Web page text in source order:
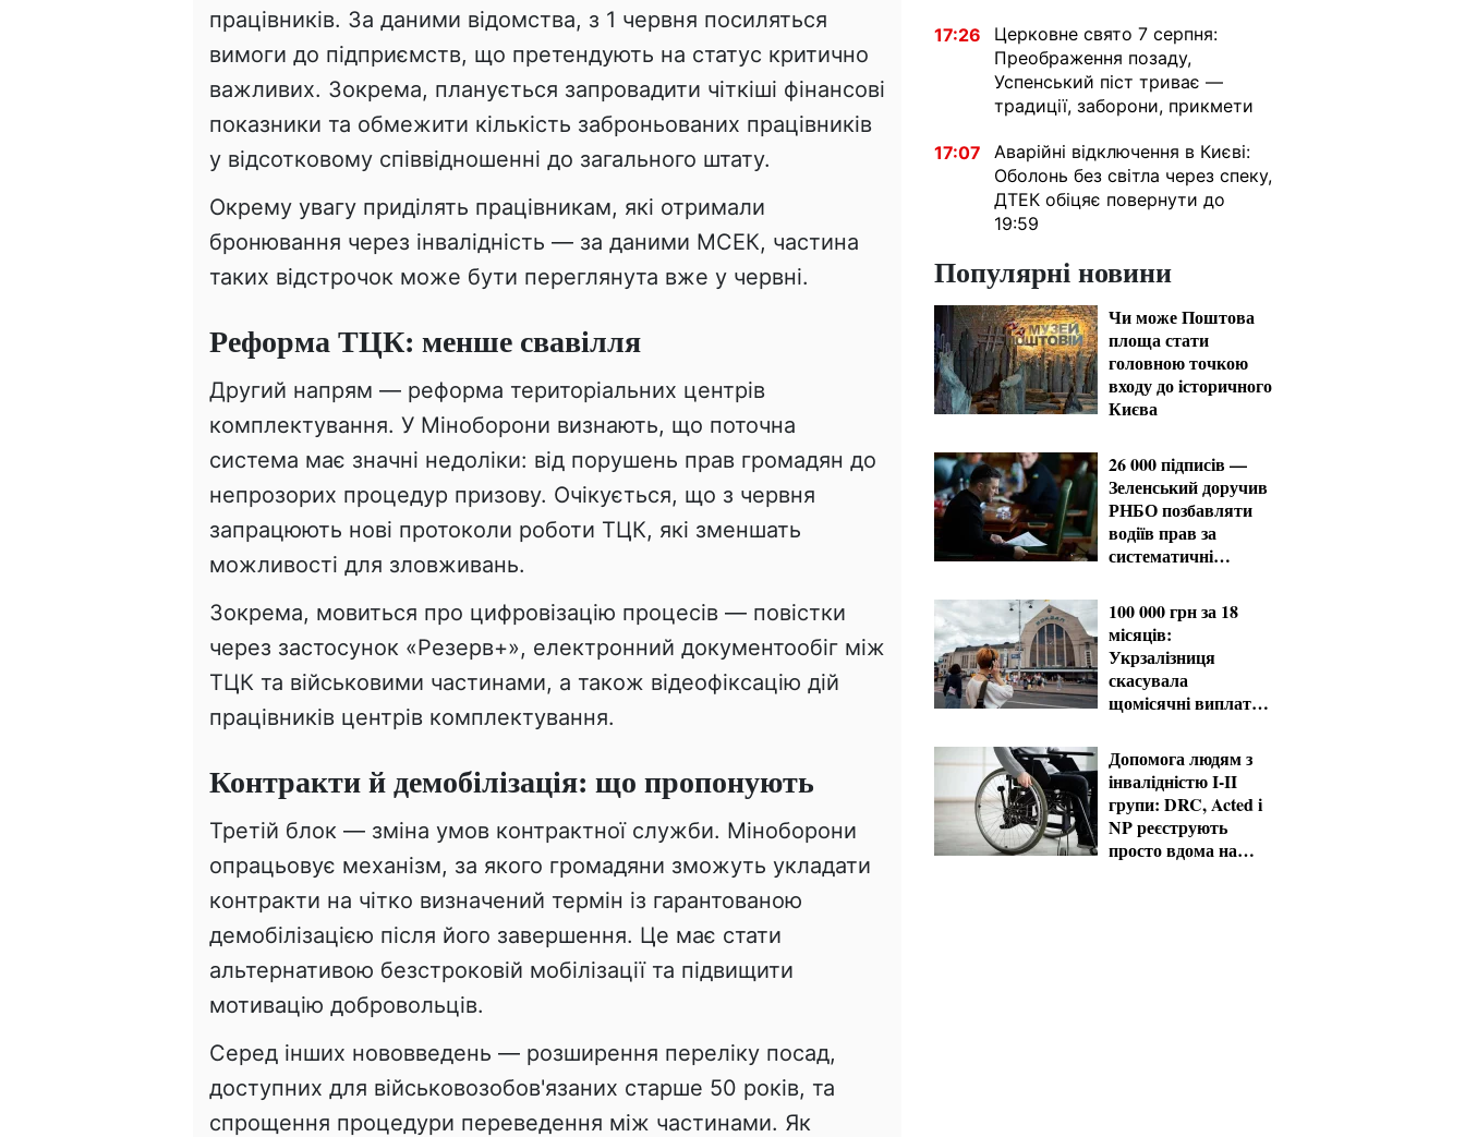
працівників. За даними відомства, з 1 червня посиляться
вимоги до підприємств, що претендують на статус критично
важливих. Зокрема, планується запровадити чіткіші фінансові
показники та обмежити кількість заброньованих працівників
у відсотковому співвідношенні до загального штату.
Окрему увагу приділять працівникам, які отримали
бронювання через інвалідність — за даними МСЕК, частина
таких відстрочок може бути переглянута вже у червні.
Реформа ТЦК: менше свавілля
Другий напрям — реформа територіальних центрів
комплектування. У Міноборони визнають, що поточна
система має значні недоліки: від порушень прав громадян до
непрозорих процедур призову. Очікується, що з червня
запрацюють нові протоколи роботи ТЦК, які зменшать
можливості для зловживань.
Зокрема, мовиться про цифровізацію процесів — повістки
через застосунок «Резерв+», електронний документообіг між
ТЦК та військовими частинами, а також відеофіксацію дій
працівників центрів комплектування.
Контракти й демобілізація: що пропонують
Третій блок — зміна умов контрактної служби. Міноборони
опрацьовує механізм, за якого громадяни зможуть укладати
контракти на чітко визначений термін із гарантованою
демобілізацією після його завершення. Це має стати
альтернативою безстроковій мобілізації та підвищити
мотивацію добровольців.
Серед інших нововведень — розширення переліку посад,
доступних для військовозобов'язаних старше 50 років, та
спрощення процедури переведення між частинами. Як
17:26
Церковне свято 7 серпня:
Преображення позаду,
Успенський піст триває —
традиції, заборони, прикмети
17:07
Аварійні відключення в Києві:
Оболонь без світла через спеку,
ДТЕК обіцяє повернути до
19:59
Популярні новини
Чи може Поштова
площа стати
головною точкою
входу до історичного
Києва
26 000 підписів —
Зеленський доручив
РНБО позбавляти
водіїв прав за
систематичні
100 000 грн за 18
місяців:
Укрзалізниця
скасувала
щомісячні виплати
Допомога людям з
інвалідністю I-II
групи: DRC, Acted і
NP реєструють
просто вдома на